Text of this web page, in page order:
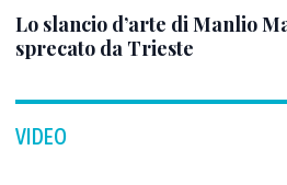
Lo slancio d’arte di Manlio
sprecato da Trieste
VIDEO